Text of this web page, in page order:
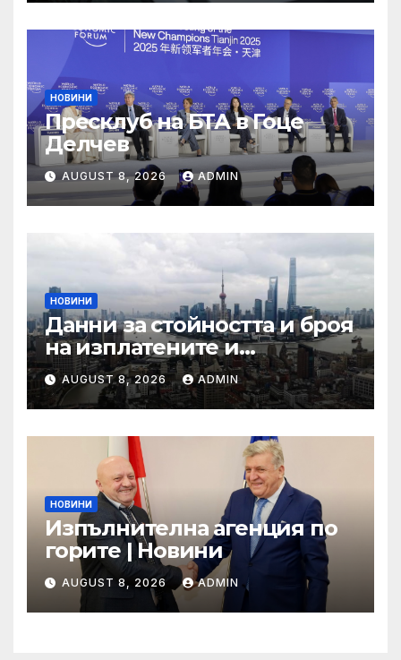
НОВИНИ
Пресклуб на БТА в Гоце
Делчев
AUGUST 8, 2026 ADMIN
НОВИНИ
Данни за стойността и броя
на изплатените и
предявени претенции по
застраховка „Гражданска
отговорност” на
автомобилистите,
включително по рискови
групи, към 31.12.2024 г.
AUGUST 8, 2026 ADMIN
НОВИНИ
Изпълнителна агенция по
горите | Новини
AUGUST 8, 2026 ADMIN